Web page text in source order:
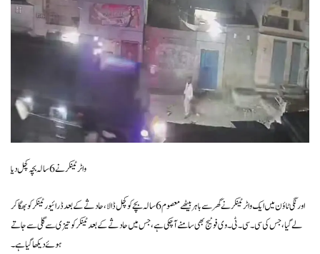
واٹر ٹینکر نے 6 سالہ بچہ کچل دیا
اورنگی ٹاؤن میں ایک واٹر ٹینکر نے گھر سے باہر بیٹھے معصوم 6 سالہ بچے کو کچل ڈالا، حادثے کے بعد ڈرائیور ٹینکر کو بھگا کر
لے گیا، جس کی سی۔ سی۔ ٹی۔ وی فوٹیج بھی سامنے آ چکی ہے، جس میں حادثے کے بعد ٹینکر کو تیزی سے گلی سے جاتے
ہوئے دیکھا گیا ہے۔